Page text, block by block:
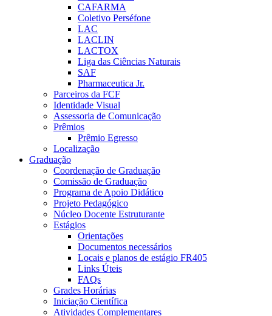
CAFARMA
Coletivo Perséfone
LAC
LACLIN
LACTOX
Liga das Ciências Naturais
SAF
Pharmaceutica Jr.
Parceiros da FCF
Identidade Visual
Assessoria de Comunicação
Prêmios
Prêmio Egresso
Localização
Graduação
Coordenação de Graduação
Comissão de Graduação
Programa de Apoio Didático
Projeto Pedagógico
Núcleo Docente Estruturante
Estágios
Orientações
Documentos necessários
Locais e planos de estágio FR405
Links Úteis
FAQs
Grades Horárias
Iniciação Científica
Atividades Complementares